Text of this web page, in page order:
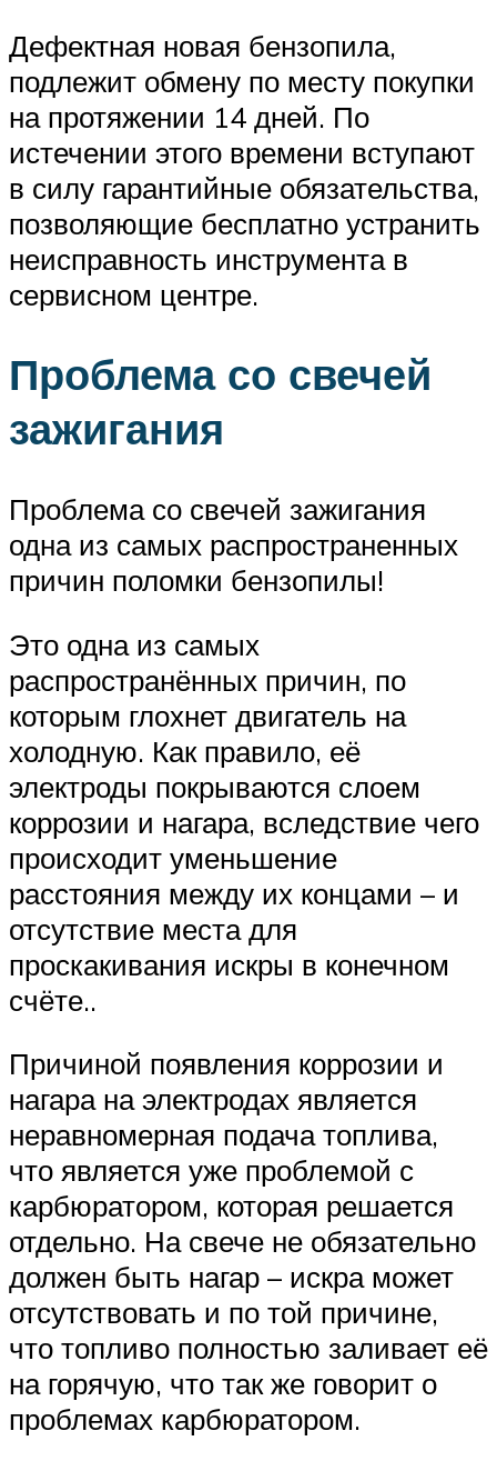
Дефектная новая бензопила,
подлежит обмену по месту покупки
на протяжении 14 дней. По
истечении этого времени вступают
в силу гарантийные обязательства,
позволяющие бесплатно устранить
неисправность инструмента в
сервисном центре.
Проблема со свечей
зажигания
Проблема со свечей зажигания
одна из самых распространенных
причин поломки бензопилы!
Это одна из самых
распространённых причин, по
которым глохнет двигатель на
холодную. Как правило, её
электроды покрываются слоем
коррозии и нагара, вследствие чего
происходит уменьшение
расстояния между их концами – и
отсутствие места для
проскакивания искры в конечном
счёте..
Причиной появления коррозии и
нагара на электродах является
неравномерная подача топлива,
что является уже проблемой с
карбюратором, которая решается
отдельно. На свече не обязательно
должен быть нагар – искра может
отсутствовать и по той причине,
что топливо полностью заливает её
на горячую, что так же говорит о
проблемах карбюратором.